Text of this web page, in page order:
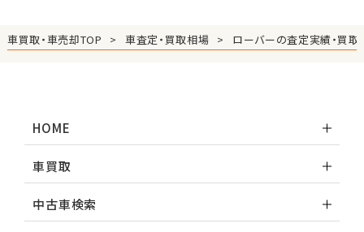
車買取・車売却TOP 車査定・買取相場 ローバーの査定実績・買取
HOME
車買取
中古車検索